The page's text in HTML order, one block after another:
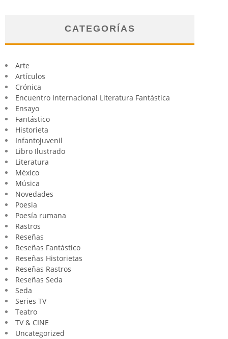
CATEGORÍAS
Arte
Artículos
Crónica
Encuentro Internacional Literatura Fantástica
Ensayo
Fantástico
Historieta
Infantojuvenil
Libro Ilustrado
Literatura
México
Música
Novedades
Poesia
Poesía rumana
Rastros
Reseñas
Reseñas Fantástico
Reseñas Historietas
Reseñas Rastros
Reseñas Seda
Seda
Series TV
Teatro
TV & CINE
Uncategorized